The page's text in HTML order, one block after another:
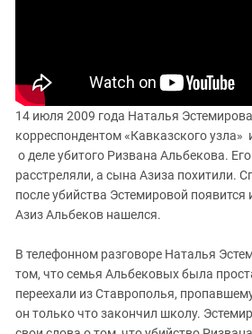
14 июля 2009 года Наталья
корреспондентом «Кавказского узла»
о деле убитого Ризвана Альбекова.
расстреляли, а сына Азиза похитили.
после убийства Эстемировой
Азиз Альбеков нашелся.
В телефонном разговоре Наталья
том, что семья Альбековых была
переехали из Ставрополья,
он только что закончил школу.